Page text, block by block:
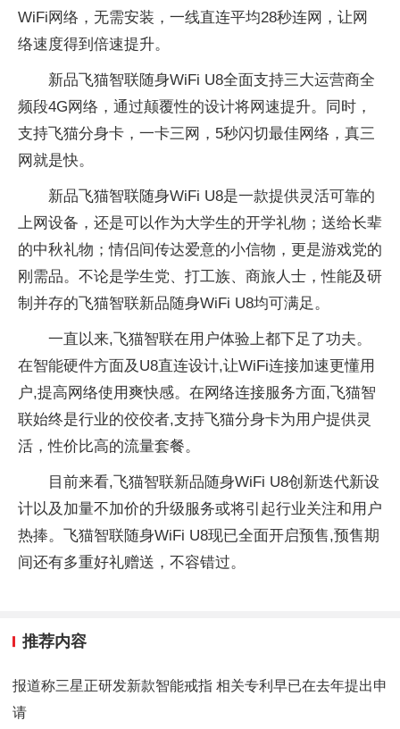
WiFi网络，无需安装，一线直连平均28秒连网，让网
络速度得到倍速提升。
新品飞猫智联随身WiFi U8全面支持三大运营商全
频段4G网络，通过颠覆性的设计将网速提升。同时，
支持飞猫分身卡，一卡三网，5秒闪切最佳网络，真三
网就是快。
新品飞猫智联随身WiFi U8是一款提供灵活可靠的
上网设备，还是可以作为大学生的开学礼物；送给长辈
的中秋礼物；情侣间传达爱意的小信物，更是游戏党的
刚需品。不论是学生党、打工族、商旅人士，性能及研
制并存的飞猫智联新品随身WiFi U8均可满足。
一直以来,飞猫智联在用户体验上都下足了功夫。
在智能硬件方面及U8直连设计,让WiFi连接加速更懂用
户,提高网络使用爽快感。在网络连接服务方面,飞猫智
联始终是行业的佼佼者,支持飞猫分身卡为用户提供灵
活，性价比高的流量套餐。
目前来看,飞猫智联新品随身WiFi U8创新迭代新设
计以及加量不加价的升级服务或将引起行业关注和用户
热捧。飞猫智联随身WiFi U8现已全面开启预售,预售期
间还有多重好礼赠送，不容错过。
推荐内容
报道称三星正研发新款智能戒指 相关专利早已在去年提出申
请